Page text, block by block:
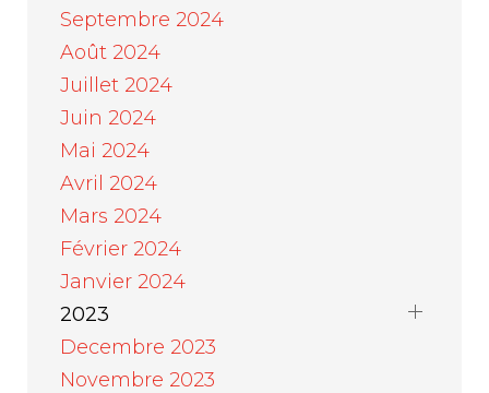
Septembre 2024
Août 2024
Juillet 2024
Juin 2024
Mai 2024
Avril 2024
Mars 2024
Février 2024
Janvier 2024
2023
Decembre 2023
Novembre 2023